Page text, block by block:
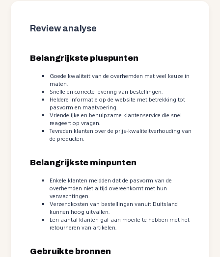
Review analyse
Belangrijkste pluspunten
Goede kwaliteit van de overhemden met veel keuze in
maten.
Snelle en correcte levering van bestellingen.
Heldere informatie op de website met betrekking tot
pasvorm en maatvoering.
Vriendelijke en behulpzame klantenservice die snel
reageert op vragen.
Tevreden klanten over de prijs-kwaliteitverhouding van
de producten.
Belangrijkste minpunten
Enkele klanten meldden dat de pasvorm van de
overhemden niet altijd overeenkomt met hun
verwachtingen.
Verzendkosten van bestellingen vanuit Duitsland
kunnen hoog uitvallen.
Een aantal klanten gaf aan moeite te hebben met het
retourneren van artikelen.
Gebruikte bronnen